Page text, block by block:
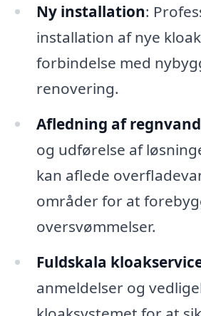
Ny installation:
installation af nye
forbindelse med
renovering.
Afledning af regnvand
og udførelse af
kan aflede
områder for at
oversvømmelser.
Fuldskala
anmeldelser og